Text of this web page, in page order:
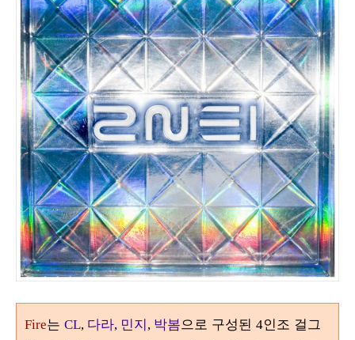
Fire는 CL, 다라, 민지, 박봄으로 구성된 4인조 걸그